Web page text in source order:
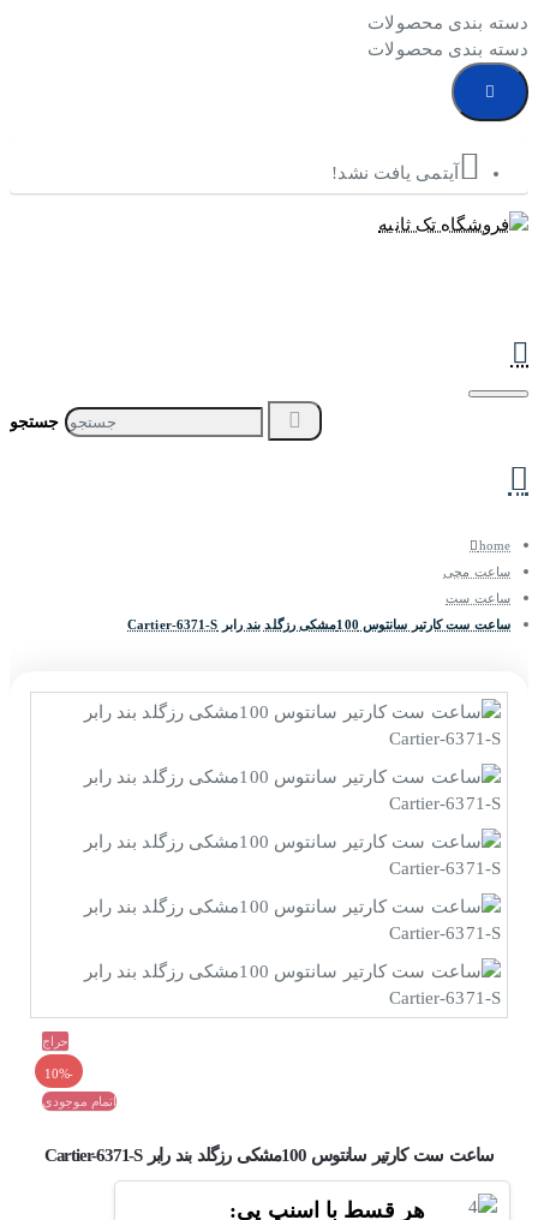
دسته بندی محصولات
دسته بندی محصولات
آیتمی یافت نشد!
home
ساعت مچی
ساعت ست
ساعت ست کارتیر سانتوس 100مشکی رزگلد بند رابر Cartier-6371-S
حراج
-10%
اتمام موجودی
ساعت ست کارتیر سانتوس 100مشکی رزگلد بند رابر Cartier-6371-S
هر قسط با اسنپ پی: